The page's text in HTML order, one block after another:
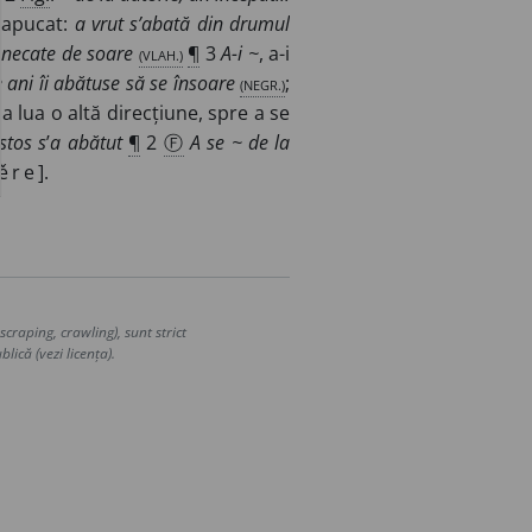
a vrut s’abată din drumul
de soare (VLAH.) ¶ 3A-i ~, a-i
îi abătuse să se însoare (NEGR.);
lua o altă direcțiune, spre a se
s’a abătut ¶ 2 Ⓕ A se ~ de la
].
crawling), sunt strict
(vezi licența).